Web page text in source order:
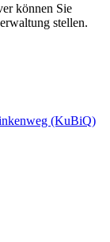
können Sie
stellen.
(KuBiQ)